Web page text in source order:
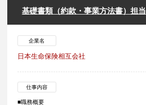
基礎書類（約款・事業方法書）担当
企業名
日本生命保険相互会社
仕事内容
■職務概要